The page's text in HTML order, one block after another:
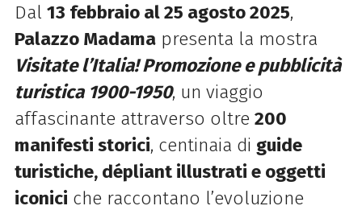
Dal 13 febbraio al 25 agosto 2025,
Palazzo Madamapresenta la mostra
Visitate l’Italia! Promozione e pubblicità
turistica 1900-1950, un viaggio
affascinante attraverso oltre 200
manifesti storici, centinaia di guide
turistiche, dépliant illustrati e oggetti
iconici che raccontano l’evoluzione